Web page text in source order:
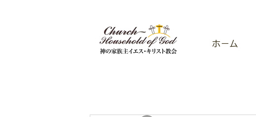
ホーム